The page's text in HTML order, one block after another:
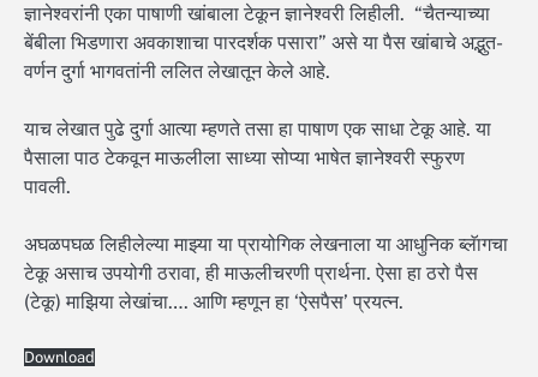
ज्ञानेश्वरांनी एका पाषाणी खांबाला टेकून ज्ञानेश्वरी लिहीली. “चैतन्याच्या
बेंबीला भिडणारा अवकाशाचा पारदर्शक पसारा” असे या पैस खांबाचे अद्भुत-
वर्णन दुर्गा भागवतांनी ललित लेखातून केले आहे.
याच लेखात पुढे दुर्गा आत्या म्हणते तसा हा पाषाण एक साधा टेकू आहे. या
पैसाला पाठ टेकवून माऊलीला साध्या सोप्या भाषेत ज्ञानेश्वरी स्फुरण
पावली.
अघळपघळ लिहीलेल्या माझ्या या प्रायोगिक लेखनाला या आधुनिक ब्लॅागचा
टेकू असाच उपयोगी ठरावा, ही माऊलीचरणी प्रार्थना. ऐसा हा ठरो पैस
(टेकू) माझिया लेखांचा…. आणि म्हणून हा ‘ऐसपैस’ प्रयत्न.
Download